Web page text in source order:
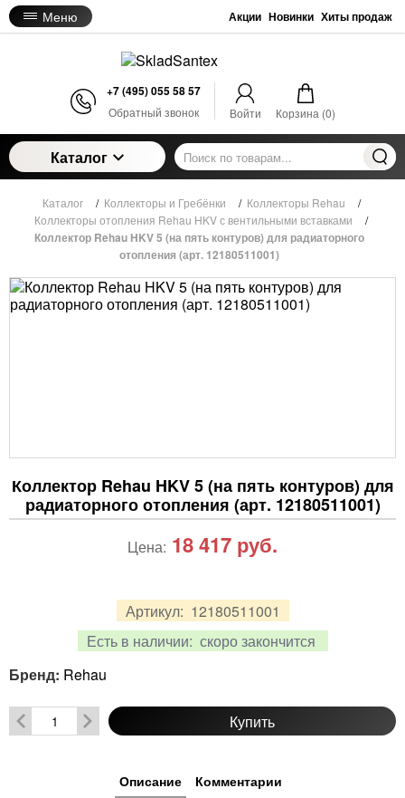
Меню Акции Новинки Хиты продаж
+7 (495) 055 58 57
Обратный звонок Войти Корзина (0)
Каталог
Каталог / Коллекторы и Гребёнки / Коллекторы Rehau
/
Коллекторы отопления Rehau HKV с вентильными вставками
/
Коллектор Rehau HKV 5 (на пять контуров) для радиаторного
отопления (арт. 12180511001)
Коллектор Rehau HKV 5 (на пять контуров) для
радиаторного отопления (арт. 12180511001)
Артикул: 12180511001
Есть в наличии: скоро закончится
Цена: 18 417 руб.
Бренд: Rehau
Купить
Описание Комментарии